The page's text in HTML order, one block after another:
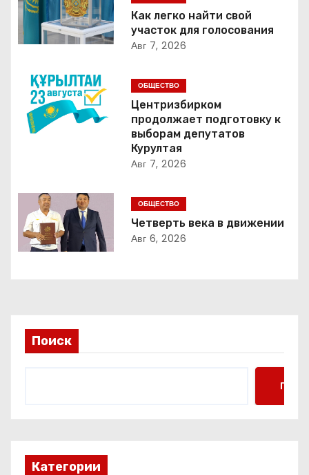
г
а
ц
и
я
о
з
а
с
Как легко найти свой
участок для голосования
Авг 7, 2026
ОБЩЕСТВО
Центризбирком
продолжает подготовку к
выборам депутатов
Курултая
Авг 7, 2026
ОБЩЕСТВО
Четверть века в движении
Авг 6, 2026
Поиск
Поиск
Категории